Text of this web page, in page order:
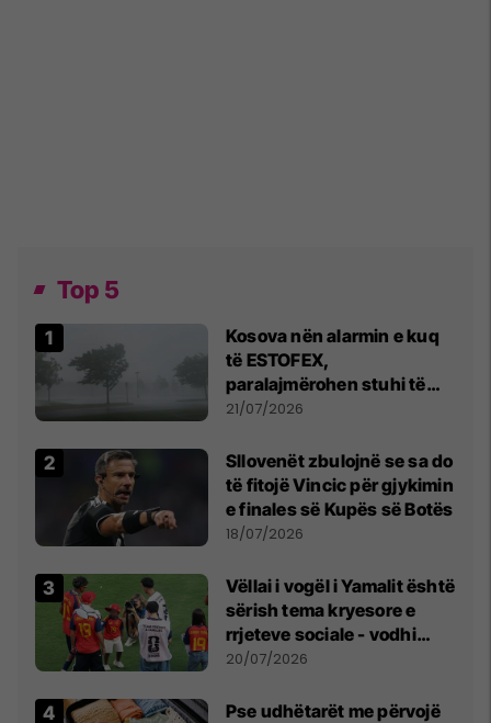
Top 5
Kosova nën alarmin e kuq
të ESTOFEX,
paralajmërohen stuhi të
fuqishme me breshër dhe
21/07/2026
Sllovenët zbulojnë se sa do
të fitojë Vincic për gjykimin
e finales së Kupës së Botës
18/07/2026
Vëllai i vogël i Yamalit është
sërish tema kryesore e
rrjeteve sociale - vodhi
vëmendjen pas finales së
20/07/2026
Pse udhëtarët me përvojë